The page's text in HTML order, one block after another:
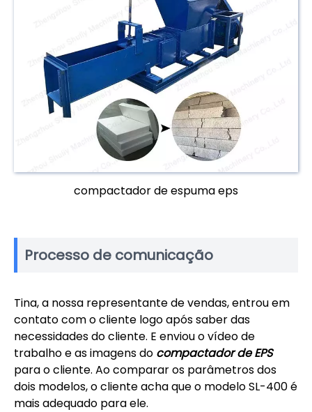
compactador de espuma eps
Processo de comunicação
Tina, a nossa representante de vendas, entrou em
contato com o cliente logo após saber das
necessidades do cliente. E enviou o vídeo de
trabalho e as imagens do compactador de EPS
para o cliente. Ao comparar os parâmetros dos
dois modelos, o cliente acha que o modelo SL-400 é
mais adequado para ele.